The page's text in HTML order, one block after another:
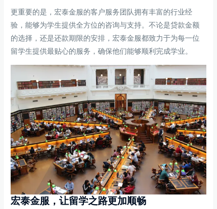
更重要的是，宏泰金服的客户服务团队拥有丰富的行业经
验，能够为学生提供全方位的咨询与支持。不论是贷款金额
的选择，还是还款期限的安排，宏泰金服都致力于为每一位
留学生提供最贴心的服务，确保他们能够顺利完成学业。
宏泰金服，让留学之路更加顺畅